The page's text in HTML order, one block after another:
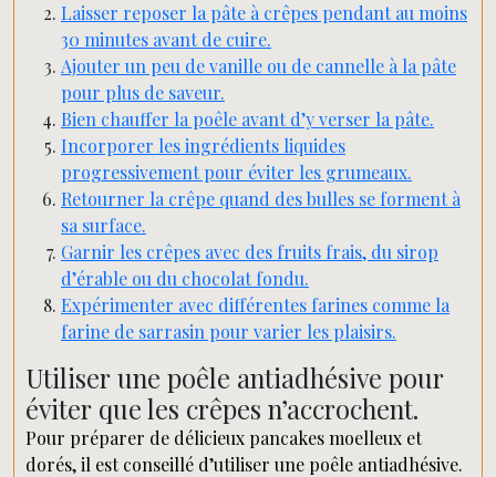
Laisser reposer la pâte à crêpes pendant au moins
30 minutes avant de cuire.
Ajouter un peu de vanille ou de cannelle à la pâte
pour plus de saveur.
Bien chauffer la poêle avant d’y verser la pâte.
Incorporer les ingrédients liquides
progressivement pour éviter les grumeaux.
Retourner la crêpe quand des bulles se forment à
sa surface.
Garnir les crêpes avec des fruits frais, du sirop
d’érable ou du chocolat fondu.
Expérimenter avec différentes farines comme la
farine de sarrasin pour varier les plaisirs.
Utiliser une poêle antiadhésive pour
éviter que les crêpes n’accrochent.
Pour préparer de délicieux pancakes moelleux et
dorés, il est conseillé d’utiliser une poêle antiadhésive.